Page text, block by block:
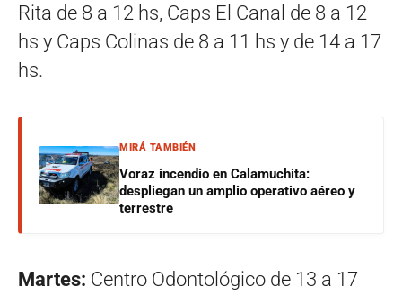
Rita de 8 a 12 hs, Caps El Canal de 8 a 12
hs y Caps Colinas de 8 a 11 hs y de 14 a 17
hs.
MIRÁ TAMBIÉN
Voraz incendio en Calamuchita:
despliegan un amplio operativo aéreo y
terrestre
Martes: Centro Odontológico de 13 a 17